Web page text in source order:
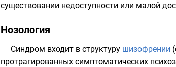
существовании недоступности или малой
Нозология
Синдром входит в структуру шизофрении
протрагированных симптоматических